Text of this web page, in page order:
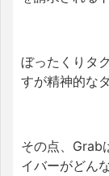
ぼったくりタ
すが精神的な
その点、Grab
イバーがどん